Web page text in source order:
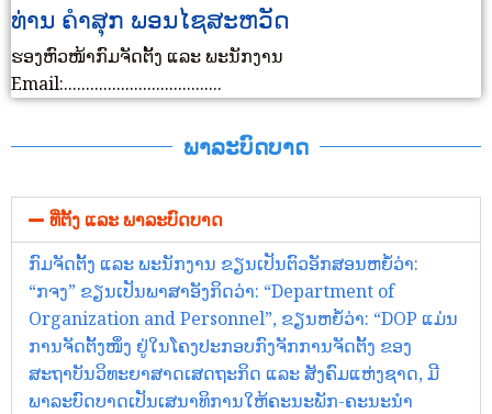
ທ່ານ ຄໍາສຸກ ພອນໄຊສະຫວັດ
ຮອງຫົວໜ້າກົມຈັດຕັ້ງ ແລະ ພະນັກງານ
Email:....................................
ພາລະບົດບາດ
ທີ່ຕັ້ງ ແລະ ພາລະບົດບາດ
ກົມຈັດຕັ້ງ ແລະ ພະນັກງານ ຂຽນເປັນຕົວອັກສອນຫຍໍ້ວ່າ:
“ກຈງ” ຂຽນເປັນພາສາອັງກິດວ່າ: “Department of
Organization and Personnel”, ຂຽນຫຍໍ້ວ່າ: “DOP ແມ່ນ
ການຈັດຕັ້ງໜຶ່ງ ຢູ່ໃນໂຄງປະກອບກົງຈັກການຈັດຕັ້ງ ຂອງ
ສະຖາບັນວິທະຍາສາດເສດຖະກິດ ແລະ ສັງຄົມແຫ່ງຊາດ, ມີ
ພາລະບົດບາດເປັນເສນາທິການໃຫ້ຄະນະພັກ-ຄະນະນໍາ